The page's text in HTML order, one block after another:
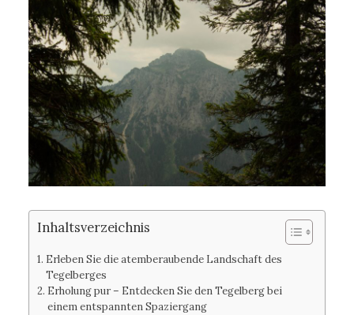
Inhaltsverzeichnis
Erleben Sie die atemberaubende Landschaft des
Tegelberges
Erholung pur – Entdecken Sie den Tegelberg bei
einem entspannten Spaziergang